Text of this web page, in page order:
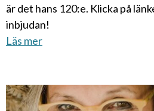
är det hans 120:e. Klicka på
inbjudan!
Läs mer